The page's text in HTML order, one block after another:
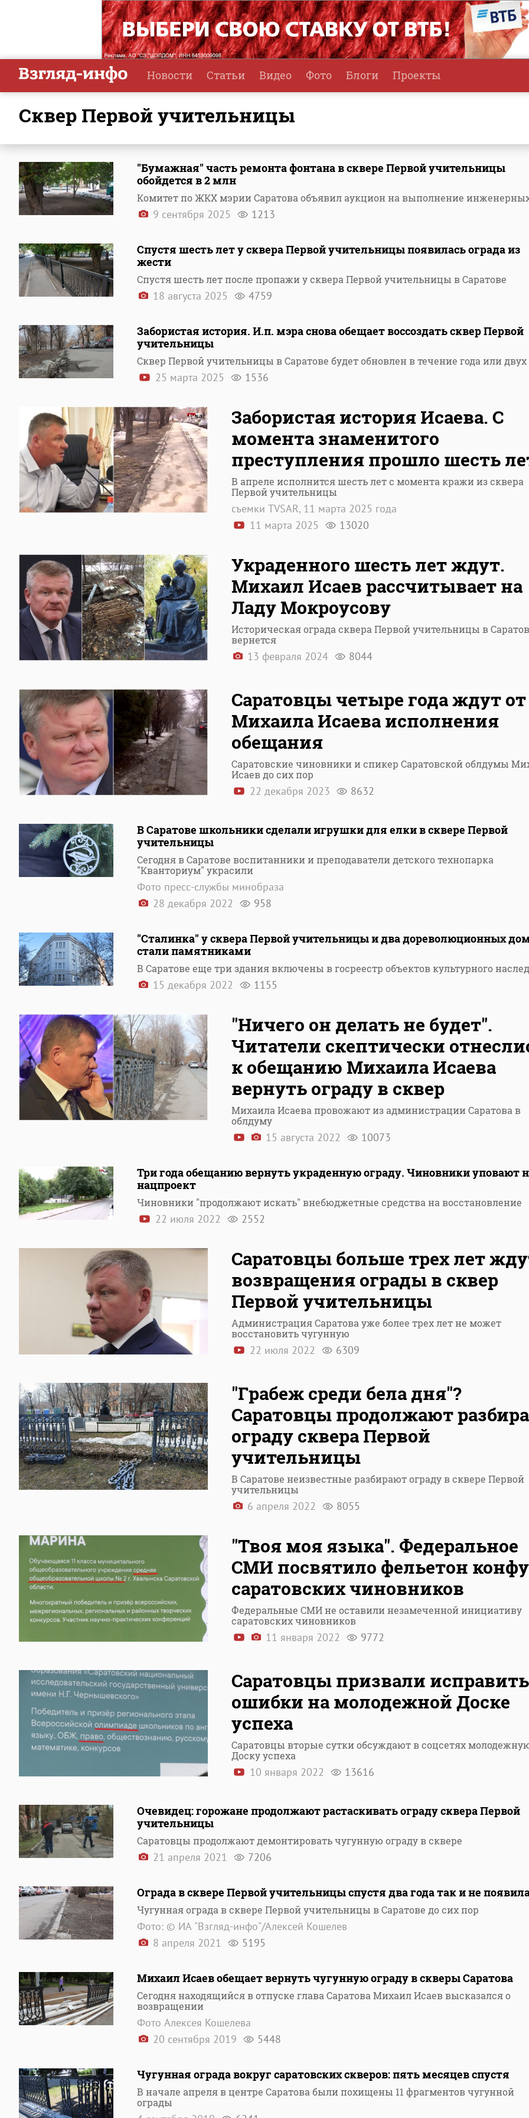
Новости Статьи Видео Фото Блоги Проекты
сквер Первой учительницы
"Бумажная" часть ремонта фонтана в сквере Первой учительницы
обойдется в 2 млн
Комитет по ЖКХ мэрии Саратова объявил аукцион на выполнение
9 сентября 2025 1213
Спустя шесть лет у сквера Первой учительницы появилась ограда из
жести
Спустя шесть лет после пропажи у сквера Первой учительницы в Саратове
18 августа 2025 4759
Забористая история. И.п. мэра снова обещает воссоздать сквер Первой
учительницы
Сквер Первой учительницы в Саратове будет обновлен в течение года или двух
25 марта 2025 1536
Забористая история Исаева. С
момента знаменитого
преступления прошло шесть
В апреле исполнится шесть лет с момента кражи из сквера
Первой учительницы
съемки TVSAR, 11 марта 2025 года
11 марта 2025
13020
Украденного шесть лет ждут.
Михаил Исаев рассчитывает на
Ладу Мокроусову
Историческая ограда сквера Первой учительницы в
вернется
13 февраля 2024 8044
Саратовцы четыре года ждут от
Михаила Исаева исполнения
обещания
Саратовские чиновники и спикер Саратовской облдумы
Исаев до сих пор
22 декабря 2023 8632
В Саратове школьники сделали игрушки для елки в сквере Первой
учительницы
Сегодня в Саратове воспитанники и преподаватели детского технопарка
"Кванториум" украсили
Фото пресс-службы минобраза
28 декабря 2022
958
"Сталинка" у сквера Первой учительницы и два дореволюционных
стали памятниками
В Саратове еще три здания включены в госреестр объектов культурного
15 декабря 2022 1155
"Ничего он делать не будет".
Читатели скептически
к обещанию Михаила Исаева
вернуть ограду в сквер
Михаила Исаева провожают из администрации Саратова в
облдуму
15 августа 2022 10073
Три года обещанию вернуть украденную ограду. Чиновники уповают
нацпроект
Чиновники "продолжают искать" внебюджетные средства на восстановление
22 июля 2022 2552
Саратовцы больше трех лет
возвращения ограды в сквер
Первой учительницы
Администрация Саратова уже более трех лет не может
восстановить чугунную
22 июля 2022 6309
"Грабеж среди бела дня"?
Саратовцы продолжают
ограду сквера Первой
учительницы
В Саратове неизвестные разбирают ограду в сквере Первой
учительницы
6 апреля 2022 8055
"Твоя моя языка". Федеральное
СМИ посвятило фельетон
саратовских чиновников
Федеральные СМИ не оставили незамеченной инициативу
саратовских чиновников
11 января 2022 9772
Саратовцы призвали исправить
ошибки на молодежной Доске
успеха
Саратовцы вторые сутки обсуждают в соцсетях
Доску успеха
10 января 2022 13616
Очевидец: горожане продолжают растаскивать ограду сквера Первой
учительницы
Саратовцы продолжают демонтировать чугунную ограду в сквере
21 апреля 2021 7206
Ограда в сквере Первой учительницы спустя два года так и не
Чугунная ограда в сквере Первой учительницы в Саратове до сих пор
Фото: © ИА "Взгляд-инфо"/Алексей Кошелев
8 апреля 2021
5195
Михаил Исаев обещает вернуть чугунную ограду в скверы Саратова
Сегодня находящийся в отпуске глава Саратова Михаил Исаев высказался о
возвращении
Фото Алексея Кошелева
20 сентября 2019
5448
Чугунная ограда вокруг саратовских скверов: пять месяцев спустя
В начале апреля в центре Саратова были похищены 11 фрагментов чугунной
ограды